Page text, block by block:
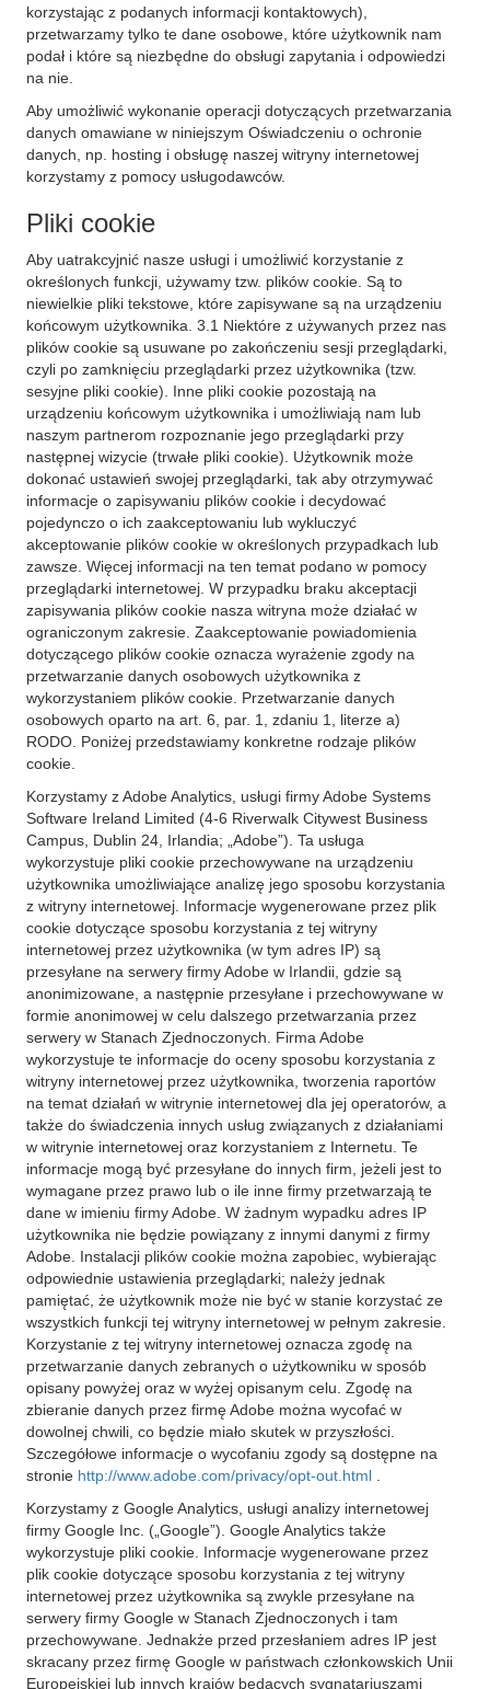
korzystając z podanych informacji kontaktowych),
przetwarzamy tylko te dane osobowe, które użytkownik nam
podał i które są niezbędne do obsługi zapytania i odpowiedzi
na nie.
Aby umożliwić wykonanie operacji dotyczących przetwarzania
danych omawiane w niniejszym Oświadczeniu o ochronie
danych, np. hosting i obsługę naszej witryny internetowej
korzystamy z pomocy usługodawców.
Pliki cookie
Aby uatrakcyjnić nasze usługi i umożliwić korzystanie z
określonych funkcji, używamy tzw. plików cookie. Są to
niewielkie pliki tekstowe, które zapisywane są na urządzeniu
końcowym użytkownika. 3.1 Niektóre z używanych przez nas
plików cookie są usuwane po zakończeniu sesji przeglądarki,
czyli po zamknięciu przeglądarki przez użytkownika (tzw.
sesyjne pliki cookie). Inne pliki cookie pozostają na
urządzeniu końcowym użytkownika i umożliwiają nam lub
naszym partnerom rozpoznanie jego przeglądarki przy
następnej wizycie (trwałe pliki cookie). Użytkownik może
dokonać ustawień swojej przeglądarki, tak aby otrzymywać
informacje o zapisywaniu plików cookie i decydować
pojedynczo o ich zaakceptowaniu lub wykluczyć
akceptowanie plików cookie w określonych przypadkach lub
zawsze. Więcej informacji na ten temat podano w pomocy
przeglądarki internetowej. W przypadku braku akceptacji
zapisywania plików cookie nasza witryna może działać w
ograniczonym zakresie. Zaakceptowanie powiadomienia
dotyczącego plików cookie oznacza wyrażenie zgody na
przetwarzanie danych osobowych użytkownika z
wykorzystaniem plików cookie. Przetwarzanie danych
osobowych oparto na art. 6, par. 1, zdaniu 1, literze a)
RODO. Poniżej przedstawiamy konkretne rodzaje plików
cookie.
Korzystamy z Adobe Analytics, usługi firmy Adobe Systems
Software Ireland Limited (4-6 Riverwalk Citywest Business
Campus, Dublin 24, Irlandia; „Adobe”). Ta usługa
wykorzystuje pliki cookie przechowywane na urządzeniu
użytkownika umożliwiające analizę jego sposobu korzystania
z witryny internetowej. Informacje wygenerowane przez plik
cookie dotyczące sposobu korzystania z tej witryny
internetowej przez użytkownika (w tym adres IP) są
przesyłane na serwery firmy Adobe w Irlandii, gdzie są
anonimizowane, a następnie przesyłane i przechowywane w
formie anonimowej w celu dalszego przetwarzania przez
serwery w Stanach Zjednoczonych. Firma Adobe
wykorzystuje te informacje do oceny sposobu korzystania z
witryny internetowej przez użytkownika, tworzenia raportów
na temat działań w witrynie internetowej dla jej operatorów, a
także do świadczenia innych usług związanych z działaniami
w witrynie internetowej oraz korzystaniem z Internetu. Te
informacje mogą być przesyłane do innych firm, jeżeli jest to
wymagane przez prawo lub o ile inne firmy przetwarzają te
dane w imieniu firmy Adobe. W żadnym wypadku adres IP
użytkownika nie będzie powiązany z innymi danymi z firmy
Adobe. Instalacji plików cookie można zapobiec, wybierając
odpowiednie ustawienia przeglądarki; należy jednak
pamiętać, że użytkownik może nie być w stanie korzystać ze
wszystkich funkcji tej witryny internetowej w pełnym zakresie.
Korzystanie z tej witryny internetowej oznacza zgodę na
przetwarzanie danych zebranych o użytkowniku w sposób
opisany powyżej oraz w wyżej opisanym celu. Zgodę na
zbieranie danych przez firmę Adobe można wycofać w
dowolnej chwili, co będzie miało skutek w przyszłości.
Szczegółowe informacje o wycofaniu zgody są dostępne na
stronie http://www.adobe.com/privacy/opt-out.html
Korzystamy z Google Analytics, usługi analizy internetowej
firmy Google Inc. („Google”). Google Analytics także
wykorzystuje pliki cookie. Informacje wygenerowane przez
plik cookie dotyczące sposobu korzystania z tej witryny
internetowej przez użytkownika są zwykle przesyłane na
serwery firmy Google w Stanach Zjednoczonych i tam
przechowywane. Jednakże przed przesłaniem adres IP jest
skracany przez firmę Google w państwach członkowskich Unii
Europejskiej lub innych krajów będących sygnatariuszami